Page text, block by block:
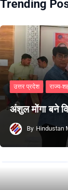
Trending
उत्तर प्रदेश राज्य-
अंशुल मोंगा बने
By Hindustan